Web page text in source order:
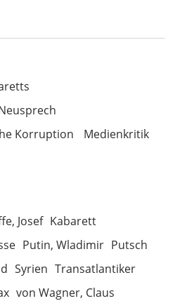
Korruption
Medienkritik
Josef Kabarett
Putin, Wladimir Putsch
Syrien Transatlantiker
von Wagner, Claus